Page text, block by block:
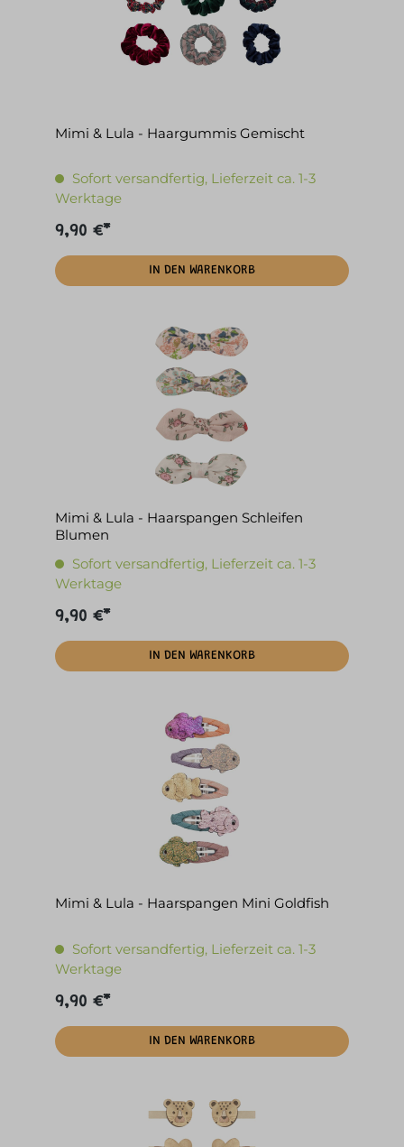
Mimi & Lula - Haargummis Gemischt
Sofort versandfertig, Lieferzeit ca. 1-3
Werktage
9,90 €*
IN DEN WARENKORB
Mimi & Lula - Haarspangen Schleifen
Blumen
Sofort versandfertig, Lieferzeit ca. 1-3
Werktage
9,90 €*
IN DEN WARENKORB
Mimi & Lula - Haarspangen Mini Goldfish
Sofort versandfertig, Lieferzeit ca. 1-3
Werktage
9,90 €*
IN DEN WARENKORB